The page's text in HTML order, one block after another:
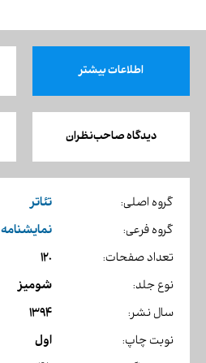
اطلاعات بیشتر
دیدگاه صاحب‌نظران
گروه اصلی: تئاتر
گروه فرعی: نمایشنامه
تعداد صفحات: 120
نوع جلد: شومیز
سال نشر: 1394
نوبت چاپ: اول